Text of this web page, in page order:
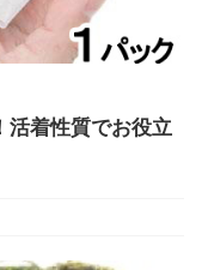
活着性質でお役立